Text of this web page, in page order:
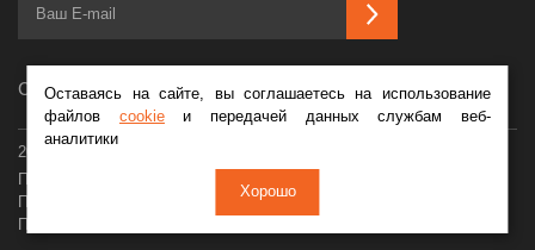
Сделано в
2026 © Мотосалон Байк Ленд
Оставаясь на сайте, вы соглашаетесь на использование
файлов cookieи передачей данных службам веб-
аналитики
Хорошо